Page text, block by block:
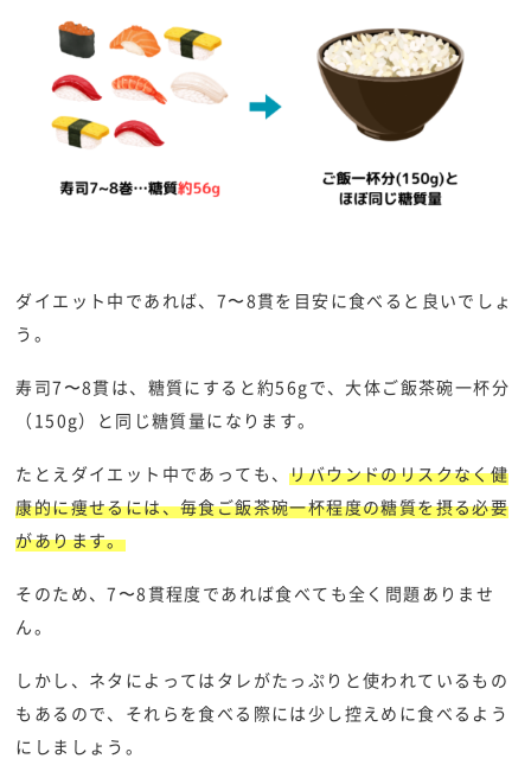
ダイエット中であれば、7〜8貫を目安に食べると良いでしょ
う。
寿司7〜8貫は、糖質にすると約56gで、大体ご飯茶碗一杯分
（150g）と同じ糖質量になります。
たとえダイエット中であっても、リバウンドのリスクなく健
康的に痩せるには、毎食ご飯茶碗一杯程度の糖質を摂る必要
があります。
そのため、7〜8貫程度であれば食べても全く問題ありませ
ん。
しかし、ネタによってはタレがたっぷりと使われているもの
もあるので、それらを食べる際には少し控えめに食べるよう
にしましょう。